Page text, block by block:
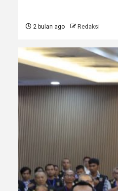
2 bulan ago Redaksi